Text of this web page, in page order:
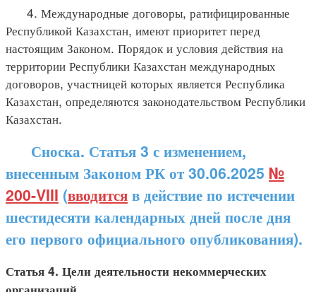
4. Международные договоры, ратифицированные
Республикой Казахстан, имеют приоритет перед
настоящим Законом. Порядок и условия действия на
территории Республики Казахстан международных
договоров, участницей которых является Республика
Казахстан, определяются законодательством Республики
Казахстан.
Сноска. Статья 3 с изменением,
внесенным Законом РК от 30.06.2025 №
200-VIII (вводитсяв действие по истечении
шестидесяти календарных дней после дня
его первого официального опубликования).
Статья 4. Цели деятельности некоммерческих